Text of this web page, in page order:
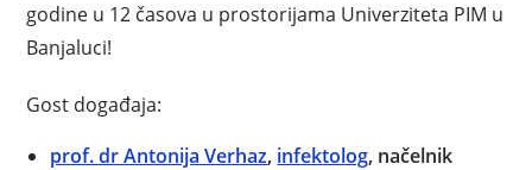
godine u 12 časova u prostorijama Univerziteta PIM u
Banjaluci!
Gost događaja:
prof. dr Antonija Verhaz, infektolog, načelnik